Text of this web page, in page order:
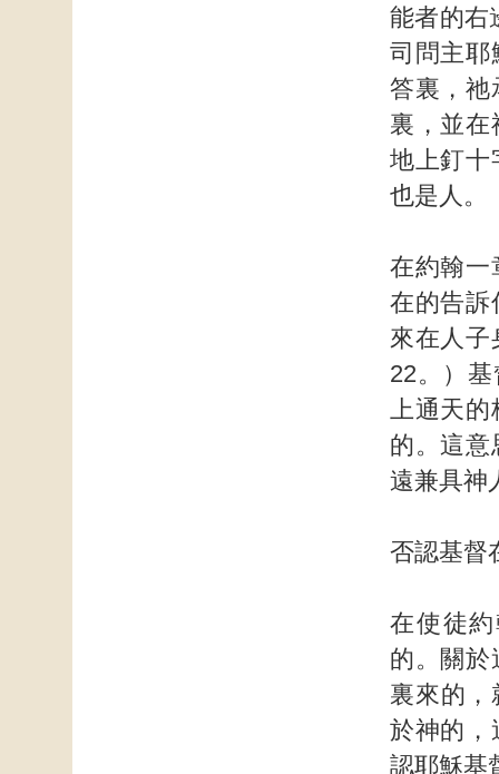
能者的右
司問主耶
答裏，祂
裏，並在
地上釘十
也是人。
在約翰一
在的告訴
來在人子
22。）
上通天的
的。這意
遠兼具神
否認基督
在使徒
的。關於
裏來的
於神的，
認耶穌基